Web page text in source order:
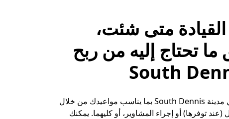
متى شئت،
ما تحتاج إليه من ربح
حقِّق الأرباح في مدينة South Dennis بما يناسب مواعيدك من خلال
توفرها) أو إجراء المشاوير، أو كليهما. يمكنك